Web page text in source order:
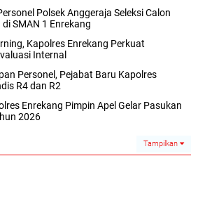
Polsek Anggeraja Seleksi Calon
SMAN 1 Enrekang
Kapolres Enrekang Perkuat
Internal
Personel, Pejabat Baru Kapolres
R4 dan R2
Enrekang Pimpin Apel Gelar Pasukan
2026
Tampilkan